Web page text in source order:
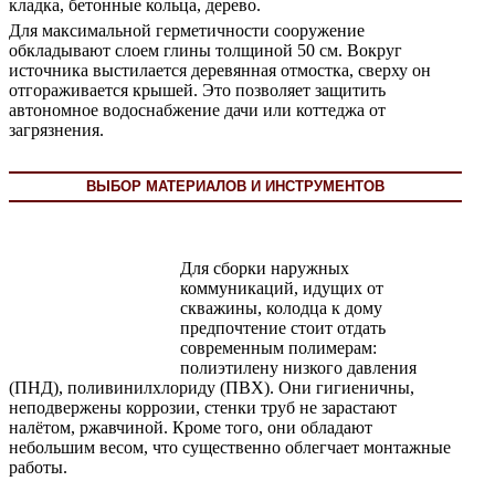
кладка, бетонные кольца, дерево.
Для максимальной герметичности сооружение
обкладывают слоем глины толщиной 50 см. Вокруг
источника выстилается деревянная отмостка, сверху он
отгораживается крышей. Это позволяет защитить
автономное водоснабжение дачи или коттеджа от
загрязнения.
ВЫБОР МАТЕРИАЛОВ И ИНСТРУМЕНТОВ
Для сборки наружных
коммуникаций, идущих от
скважины, колодца к дому
предпочтение стоит отдать
современным полимерам:
полиэтилену низкого давления
(ПНД), поливинилхлориду (ПВХ). Они гигиеничны,
неподвержены коррозии, стенки труб не зарастают
налётом, ржавчиной. Кроме того, они обладают
небольшим весом, что существенно облегчает монтажные
работы.